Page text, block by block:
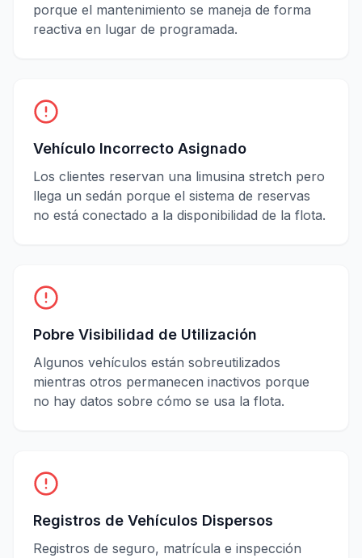
porque el mantenimiento se maneja de forma
reactiva en lugar de programada.
Vehículo Incorrecto Asignado
Los clientes reservan una limusina stretch pero
llega un sedán porque el sistema de reservas
no está conectado a la disponibilidad de la flota.
Pobre Visibilidad de Utilización
Algunos vehículos están sobreutilizados
mientras otros permanecen inactivos porque
no hay datos sobre cómo se usa la flota.
Registros de Vehículos Dispersos
Registros de seguro, matrícula e inspección